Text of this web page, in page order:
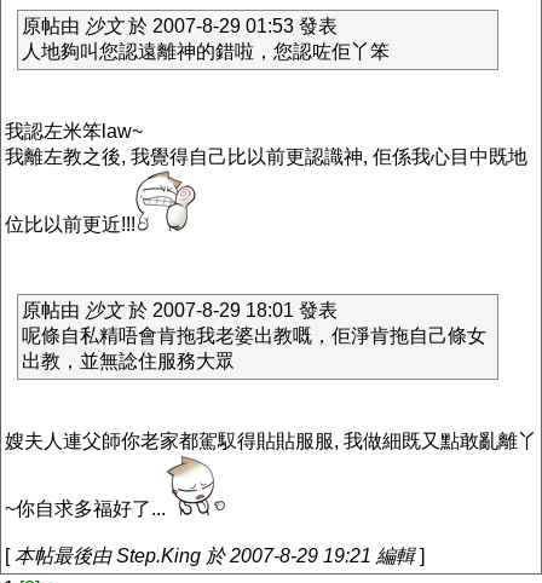
原帖由 沙文於 2007-8-29 01:53 發表
人地夠叫您認遠離神的錯啦，您認咗佢丫笨
我認左米笨law~
我離左教之後, 我覺得自己比以前更認識神, 佢係我心目中既地
位比以前更近!!!
原帖由 沙文於 2007-8-29 18:01 發表
呢條自私精唔會肯拖我老婆出教嘅，佢淨肯拖自己條女
出教，並無諗住服務大眾
嫂夫人連父師你老家都駕馭得貼貼服服, 我做細既又點敢亂離丫
~你自求多福好了...
[本帖最後由 Step.King 於 2007-8-29 19:21 編輯]